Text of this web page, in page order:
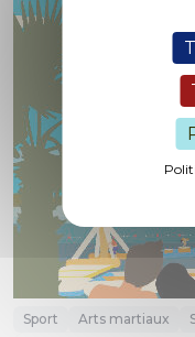
Sport Arts martiaux